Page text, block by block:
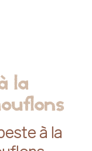
la
à la